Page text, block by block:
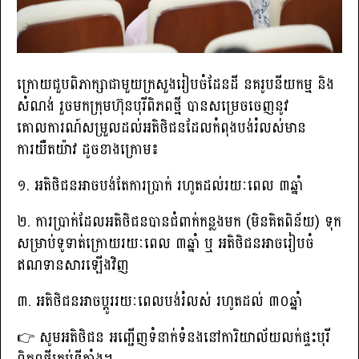
ក្រោយជួបពិភាក្សាជាមួយក្រសួងរៀបចំដែនដី នគរូបនីយកម្ម និង
សំណង់ រួចមកក្រុមហ៊ុនបុរីពិភពថ្មី បានសម្រេចចេញនូវ
គោលការណ៍សម្រួលដល់អតិថិជនដែលកំពុងបង់រំលស់មាន
ការយឺតយ៉ាវ ដូចខាងក្រោម៖
១. អតិថិជនអាចបង់តែការប្រាក់ រហូតដល់រយៈពេល ៣ឆ្នាំ
២. ការប្រាក់ដែលអតិថិជនបានជំពាក់កន្លងមក (មិនគិតពិន័យ) ទុក
សម្រាប់ទូទាត់ក្រោយរយៈពេល ៣ឆ្នាំ ឬ អតិថិជនអាចរៀបចំ
ឥណទានសារឡើងវិញ
៣. អតិថិជនអាចប្តូររយៈពេលបង់រំលស់ រហូតដល់ ៣០ឆ្នាំ
👉 សូមអតិថិជន អញ្ជើញទំនាក់ទំនងនៅការិយាល័យលក់ផ្ទះបុរី